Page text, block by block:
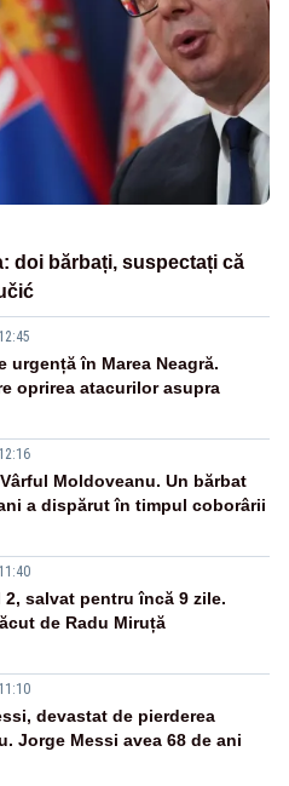
doi bărbați, suspectați că
urgență în Marea Neagră.
oprirea atacurilor asupra
Moldoveanu. Un bărbat
a dispărut în timpul coborârii
2, salvat pentru încă 9 zile.
de Radu Miruță
devastat de pierderea
Jorge Messi avea 68 de ani